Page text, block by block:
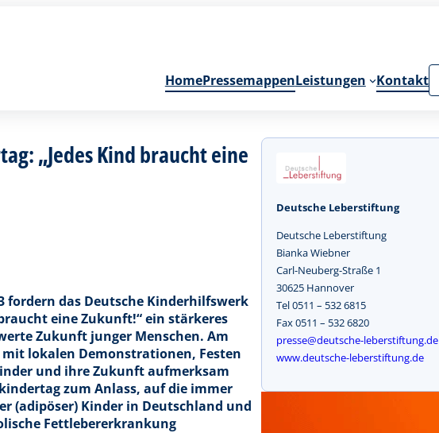
HomePressemappenLeistungen Kontakt
„Jedes Kind braucht eine
fordern das Deutsche Kinderhilfswerk
eine Zukunft!“ ein stärkeres
Zukunft junger Menschen. Am
lokalen Demonstrationen, Festen
und ihre Zukunft aufmerksam
zum Anlass, auf die immer
(adipöser) Kinder in Deutschland und
Fettlebererkrankung
Deutsche Leberstiftung
Deutsche Leberstiftung
Bianka Wiebner
Carl-Neuberg-Straße 1
30625 Hannover
Tel 0511 – 532 6815
Fax 0511 – 532 6820
presse@deutsche-leberstiftung.de
www.deutsche-leberstiftung.de